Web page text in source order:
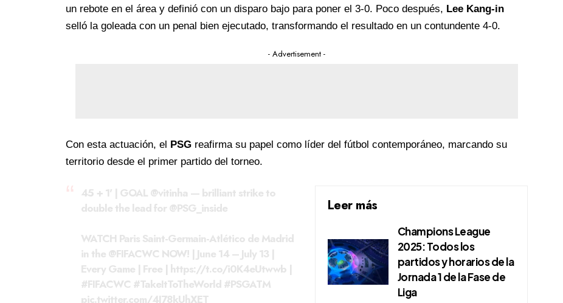
un rebote en el área y definió con un disparo bajo para poner el 3-0. Poco después, Lee Kang-in
selló la goleada con un penal bien ejecutado, transformando el resultado en un contundente 4-0.
- Advertisement -
Con esta actuación, el PSGreafirma su papel como líder del fútbol contemporáneo, marcando su
territorio desde el primer partido del torneo.
Leer más
Champions League
2025: Todos los
partidos y horarios de la
Jornada 1 de la Fase de
Liga
45 + 1' | GOAL @vitinha — brilliant strike to
double the lead for @PSG_inside
WATCH Paris Saint-Germain-Atlético de Madrid
in the @FIFACWC NOW! | June 14 – July 13 |
Every Game | Free | https://t.co/i0K4eUtwwb |
#FIFACWC #TakeItToTheWorld #PSGATM
pic.twitter.com/4J78kUhXET